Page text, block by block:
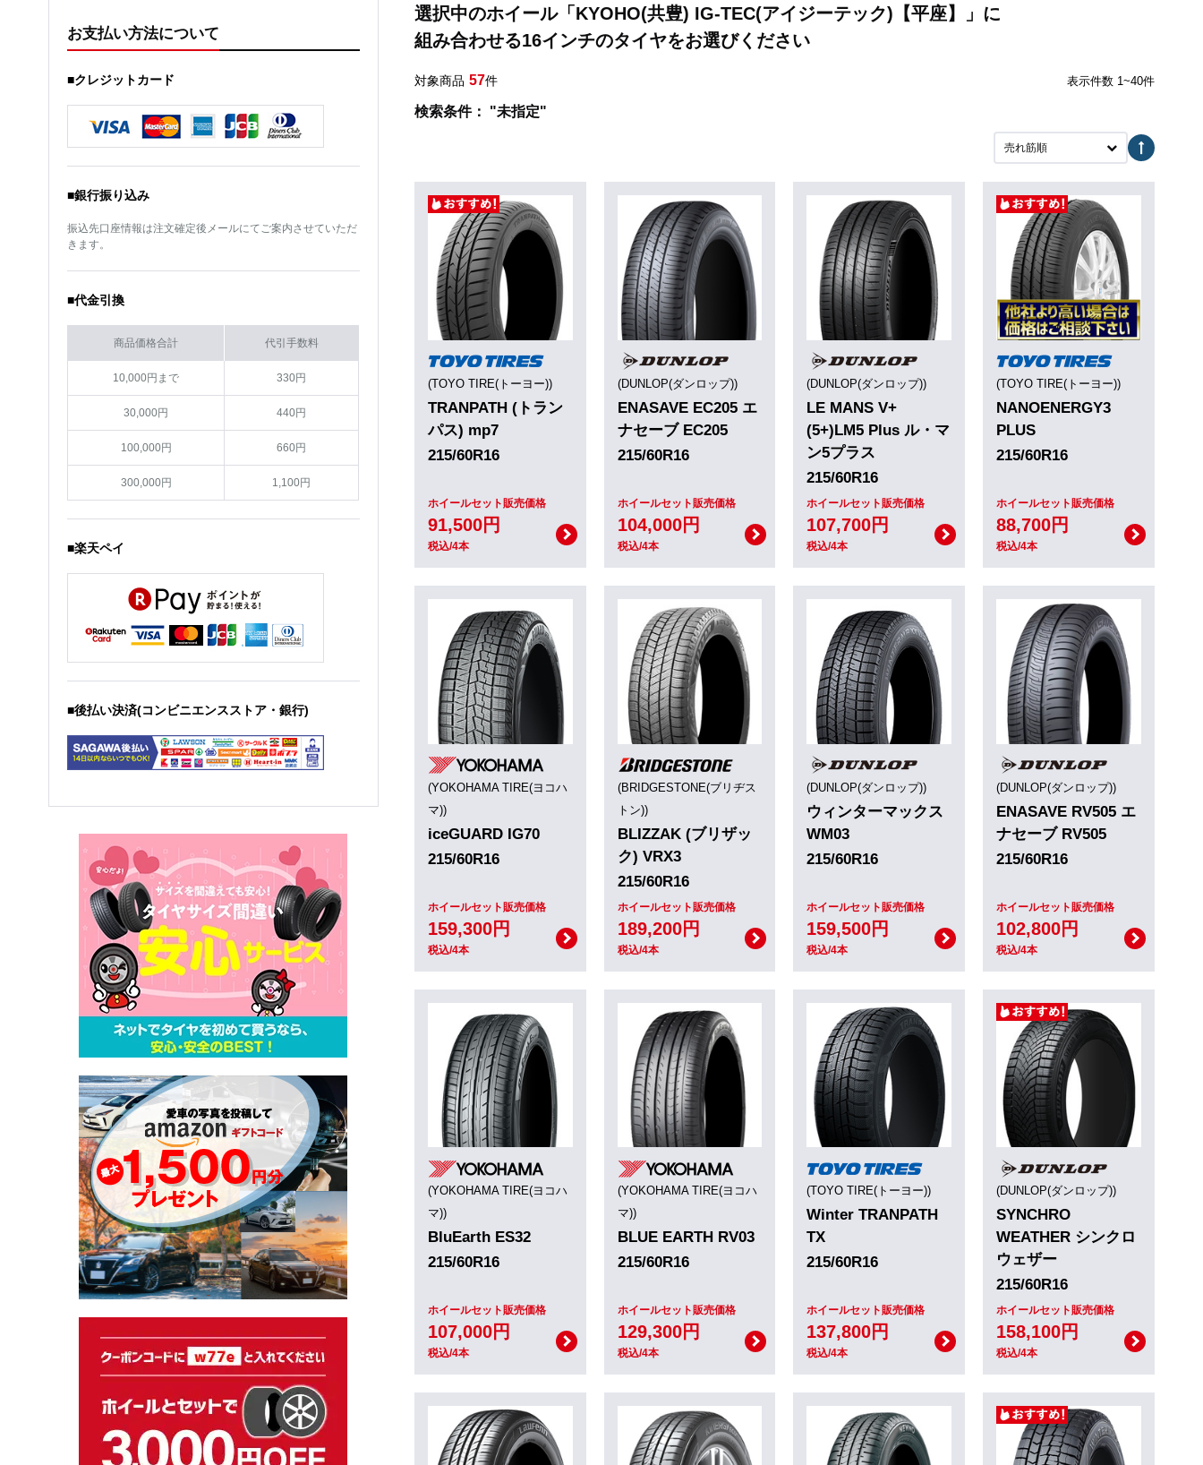
お支払い方法について
■クレジットカード
■銀行振り込み
振込先口座情報は注文確定後メールにてご案内させていただ
きます。
■代金引換
商品価格合計 代引手数料
10,000円まで 330円
30,000円 440円
100,000円 660円
300,000円 1,100円
■楽天ペイ
■後払い決済(コンビニエンスストア・銀行)
選択中のホイール「KYOHO(共豊) IG-TEC(アイジーテック)【平座】」に
組み合わせる16インチのタイヤをお選びください
対象商品 57件 表示件数 1~40件
検索条件： "未指定"
売れ筋順
(TOYO TIRE(トーヨー))
TRANPATH (トラン
パス) mp7
215/60R16
ホイールセット販売価格
91,500円
税込/4本
(DUNLOP(ダンロップ))
ENASAVE EC205 エ
ナセーブ EC205
215/60R16
ホイールセット販売価格
104,000円
税込/4本
(DUNLOP(ダンロップ))
LE MANS V+
(5+)LM5 Plus ル・マ
ン5プラス
215/60R16
ホイールセット販売価格
107,700円
税込/4本
(TOYO TIRE(トーヨー))
NANOENERGY3
PLUS
215/60R16
ホイールセット販売価格
88,700円
税込/4本
(YOKOHAMA TIRE(ヨコハ
マ))
iceGUARD IG70
215/60R16
ホイールセット販売価格
159,300円
税込/4本
(BRIDGESTONE(ブリヂス
トン))
BLIZZAK (ブリザッ
ク) VRX3
215/60R16
ホイールセット販売価格
189,200円
税込/4本
(DUNLOP(ダンロップ))
ウィンターマックス
WM03
215/60R16
ホイールセット販売価格
159,500円
税込/4本
(DUNLOP(ダンロップ))
ENASAVE RV505 エ
ナセーブ RV505
215/60R16
ホイールセット販売価格
102,800円
税込/4本
(YOKOHAMA TIRE(ヨコハ
マ))
BluEarth ES32
215/60R16
ホイールセット販売価格
107,000円
税込/4本
(YOKOHAMA TIRE(ヨコハ
マ))
BLUE EARTH RV03
215/60R16
ホイールセット販売価格
129,300円
税込/4本
(TOYO TIRE(トーヨー))
Winter TRANPATH
TX
215/60R16
ホイールセット販売価格
137,800円
税込/4本
(DUNLOP(ダンロップ))
SYNCHRO
WEATHER シンクロ
ウェザー
215/60R16
ホイールセット販売価格
158,100円
税込/4本